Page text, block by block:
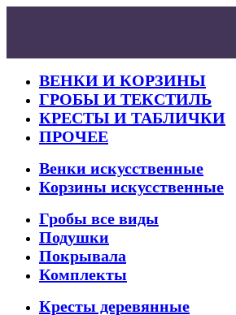
ВЕНКИ И КОРЗИНЫ
ГРОБЫ И ТЕКСТИЛЬ
КРЕСТЫ И ТАБЛИЧКИ
ПРОЧЕЕ
Венки искусственные
Корзины искусственные
Гробы все виды
Подушки
Покрывала
Комплекты
Кресты деревянные